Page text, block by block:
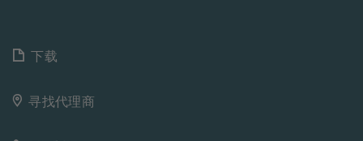
下载
寻找代理商